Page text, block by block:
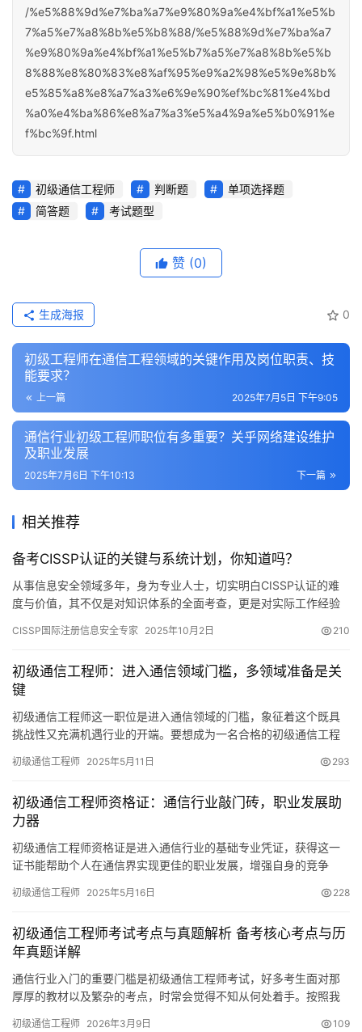
/%e5%88%9d%e7%ba%a7%e9%80%9a%e4%bf%a1%e5%b
7%a5%e7%a8%8b%e5%b8%88/%e5%88%9d%e7%ba%a7
%e9%80%9a%e4%bf%a1%e5%b7%a5%e7%a8%8b%e5%b
8%88%e8%80%83%e8%af%95%e9%a2%98%e5%9e%8b%
e5%85%a8%e8%a7%a3%e6%9e%90%ef%bc%81%e4%bd
%a0%e4%ba%86%e8%a7%a3%e5%a4%9a%e5%b0%91%e
f%bc%9f.html
初级通信工程师 判断题
单项选择题
简答题
考试题型
赞 (0)
0
生成海报
初级工程师在通信工程领域的关键作用及岗位职责、技
能要求？
上一篇 2025年7月5日 下午9:05
通信行业初级工程师职位有多重要？关乎网络建设维护
及职业发展
下一篇
2025年7月6日 下午10:13
相关推荐
备考CISSP认证的关键与系统计划，你知道吗？
从事信息安全领域多年，身为专业人士，切实明白CISSP认证的难
度与价值，其不仅是对知识体系的全面考查，更是对实际工作经验
CISSP国际注册信息安全专家 2025年10月2日 210
初级通信工程师：进入通信领域门槛，多领域准备是关
键
初级通信工程师这一职位是进入通信领域的门槛，象征着这个既具
挑战性又充满机遇行业的开端。要想成为一名合格的初级通信工程
初级通信工程师 2025年5月11日 293
初级通信工程师资格证：通信行业敲门砖，职业发展助
力器
初级通信工程师资格证是进入通信行业的基础专业凭证，获得这一
证书能帮助个人在通信界实现更佳的职业发展，增强自身的竞争
的钥匙。
初级通信工程师 2025年5月16日 228
初级通信工程师考试考点与真题解析 备考核心考点与历
年真题详解
通信行业入门的重要门槛是初级通信工程师考试，好多考生面对那
厚厚的教材以及繁杂的考点，时常会觉得不知从何处着手。按照我
初级通信工程师 2026年3月9日 109